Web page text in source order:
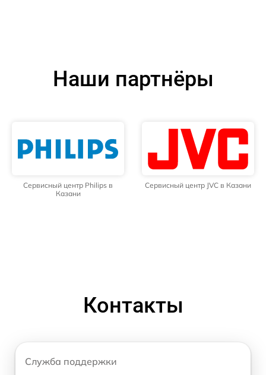
Наши партнёры
Сервисный центр Philips в
Казани
Сервисный центр JVC в Казани
Контакты
Служба поддержки